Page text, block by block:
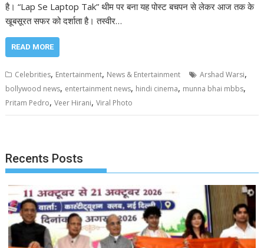
है। “Lap Se Laptop Tak” थीम पर बना यह पोस्ट बचपन से लेकर आज तक के
खूबसूरत सफर को दर्शाता है। तस्वीर…
READ MORE
Celebrities, Entertainment, News & Entertainment Arshad Warsi,
bollywood news, entertainment news, hindi cinema, munna bhai mbbs,
Pritam Pedro,Veer Hirani,Viral Photo
Recents Posts